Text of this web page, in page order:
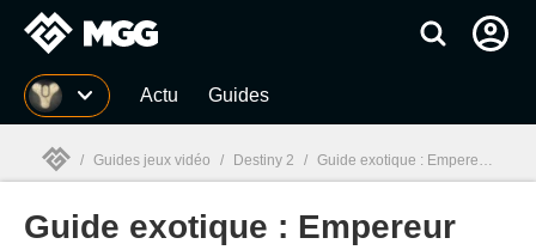
MGG Actu Guides
MGG
/ Guides jeux vidéo / Destiny 2 / Guide exotique : Empereur des Rats
Guide exotique : Empereur